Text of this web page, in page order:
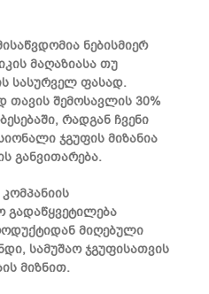
ნებისმიერ
მაღაზიასა თუ
სასურველ ფასად.
შემოსავლის 30%
რადგან ჩვენი
ჯგუფის მიზანია
განვითარება.
გადაწყვეტილება
მიღებული
სამუშაო ჯგუფისათვის
მიზნით.